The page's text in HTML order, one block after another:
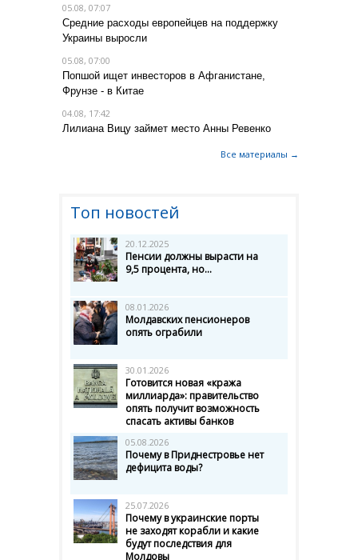
05.08, 07:07
Средние расходы европейцев на поддержку
Украины выросли
05.08, 07:00
Попшой ищет инвесторов в Афганистане,
Фрунзе - в Китае
04.08, 17:42
Лилиана Вицу займет место Анны Ревенко
Все материалы →
Топ новостей
20.12.2025
Пенсии должны вырасти на
9,5 процента, но...
08.01.2026
Молдавских пенсионеров
опять ограбили
30.01.2026
Готовится новая «кража
миллиарда»: правительство
опять получит возможность
спасать активы банков
05.08.2026
Почему в Приднестровье нет
дефицита воды?
25.07.2026
Почему в украинские порты
не заходят корабли и какие
будут последствия для
Молдовы